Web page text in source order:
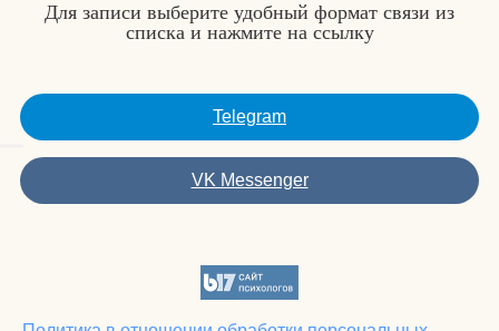
Для записи выберите удобный формат связи из
списка и нажмите на ссылку
Telegram
VK Messenger